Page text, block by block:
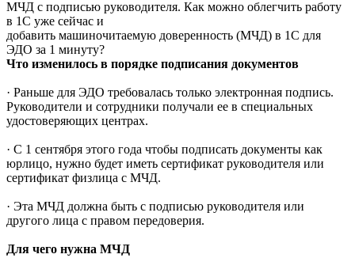
МЧД с подписью руководителя. Как можно облегчить работу
в 1С уже сейчас и
добавить машиночитаемую доверенность (МЧД) в 1С для
ЭДО за 1 минуту?
Что изменилось в порядке подписания документов
· Раньше для ЭДО требовалась только электронная подпись.
Руководители и сотрудники получали ее в специальных
удостоверяющих центрах.
· С 1 сентября этого года чтобы подписать документы как
юрлицо, нужно будет иметь сертификат руководителя или
сертификат физлица с МЧД.
· Эта МЧД должна быть с подписью руководителя или
другого лица с правом передоверия.
Для чего нужна МЧД